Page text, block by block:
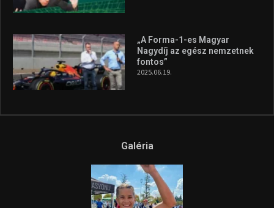
„A Forma-1-es Magyar
Nagydíj az egész nemzetnek
fontos”
2025.06.19.
Galéria